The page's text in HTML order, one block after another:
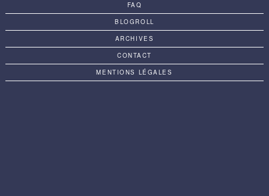
FAQ
BLOGROLL
ARCHIVES
CONTACT
MENTIONS LÉGALES